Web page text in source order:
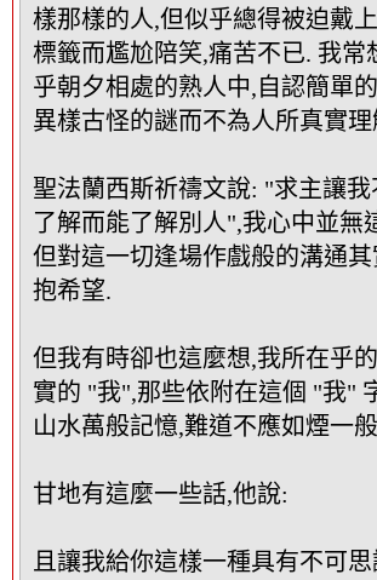
樣那樣的人,但似乎總得被迫戴
標籤而尷尬陪笑,痛苦不已. 我常
乎朝夕相處的熟人中,自認簡單
異樣古怪的謎而不為人所真實理
聖法蘭西斯祈禱文說: "求主讓我
了解而能了解別人",我心中並無
但對這一切逢場作戲般的溝通
抱希望.
但我有時卻也這麼想,我所在乎
實的 "我",那些依附在這個 "我"
山水萬般記憶,難道不應如煙一
甘地有這麼一些話,他說:
且讓我給你這樣一種具有不可